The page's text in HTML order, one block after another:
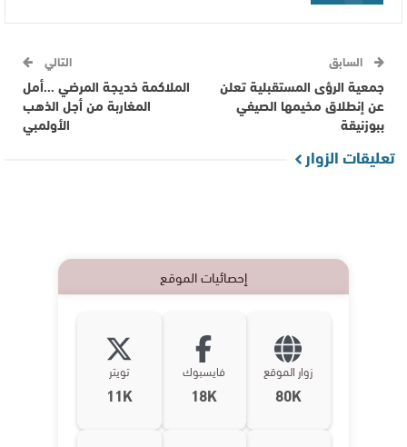
السابق
جمعية الرؤى المستقبلية تعلن
عن إنطلاق مخيمها الصيفي
ببوزنيقة
التالي
الملاكمة خديجة المرضي …أمل
المغاربة من أجل الذهب
الأولمبي
تعليقات الزوار
إحصائيات الموقع
زوار الموقع
80K
فايسبوك
18K
تويتر
11K